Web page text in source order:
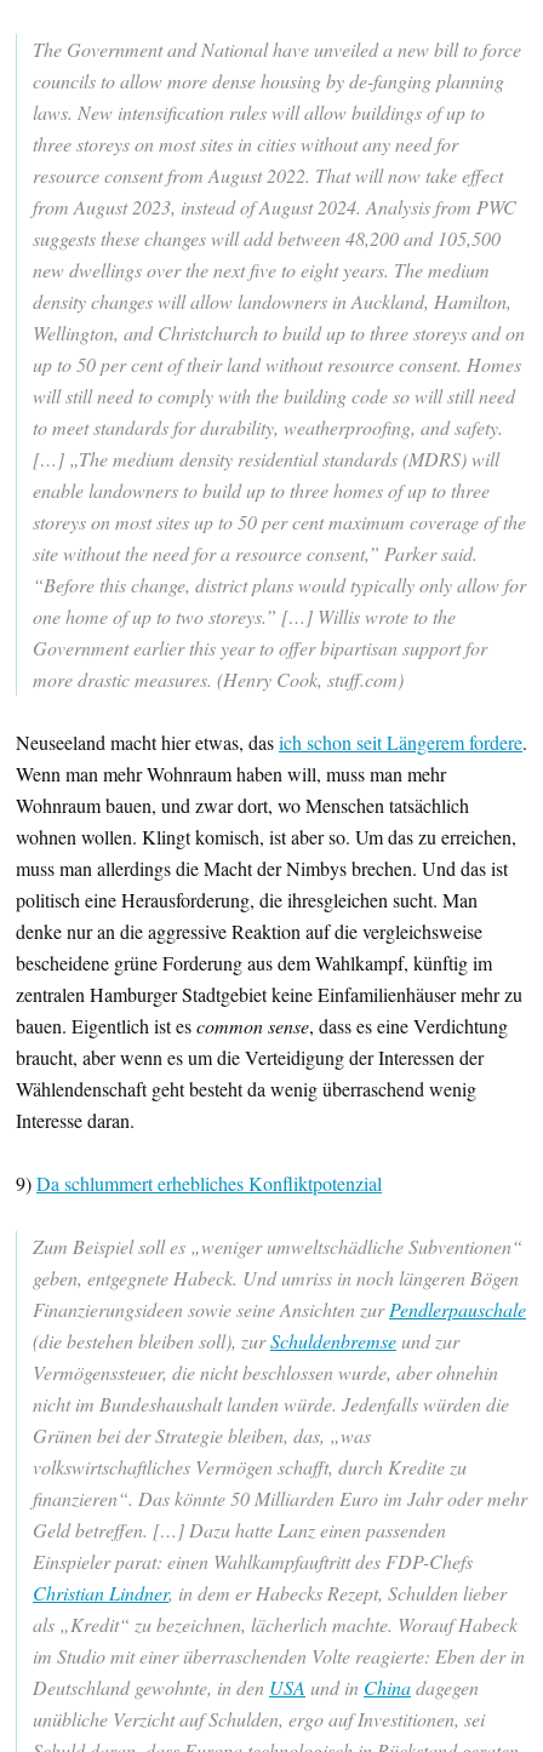
The Government and National have unveiled a new bill to force
councils to allow more dense housing by de-fanging planning
laws. New intensification rules will allow buildings of up to
three storeys on most sites in cities without any need for
resource consent from August 2022. That will now take effect
from August 2023, instead of August 2024. Analysis from PWC
suggests these changes will add between 48,200 and 105,500
new dwellings over the next five to eight years. The medium
density changes will allow landowners in Auckland, Hamilton,
Wellington, and Christchurch to build up to three storeys and on
up to 50 per cent of their land without resource consent. Homes
will still need to comply with the building code so will still need
to meet standards for durability, weatherproofing, and safety.
[…] „The medium density residential standards (MDRS) will
enable landowners to build up to three homes of up to three
storeys on most sites up to 50 per cent maximum coverage of the
site without the need for a resource consent,” Parker said.
“Before this change, district plans would typically only allow for
one home of up to two storeys.” […] Willis wrote to the
Government earlier this year to offer bipartisan support for
more drastic measures. (Henry Cook, stuff.com)
Neuseeland macht hier etwas, dasich schon seit Längerem fordere.
Wenn man mehr Wohnraum haben will, muss man mehr
Wohnraum bauen, und zwar dort, wo Menschen tatsächlich
wohnen wollen. Klingt komisch, ist aber so. Um das zu erreichen,
muss man allerdings die Macht der Nimbys brechen. Und das ist
politisch eine Herausforderung, die ihresgleichen sucht. Man
denke nur an die aggressive Reaktion auf die vergleichsweise
bescheidene grüne Forderung aus dem Wahlkampf, künftig im
zentralen Hamburger Stadtgebiet keine Einfamilienhäuser mehr zu
bauen. Eigentlich ist escommon sense, dass es eine Verdichtung
braucht, aber wenn es um die Verteidigung der Interessen der
Wählendenschaft geht besteht da wenig überraschend wenig
Interesse daran.
9)Da schlummert erhebliches Konfliktpotenzial
Zum Beispiel soll es „weniger umweltschädliche Subventionen“
geben, entgegnete Habeck. Und umriss in noch längeren Bögen
Finanzierungsideen sowie seine Ansichten zurPendlerpauschale
(die bestehen bleiben soll), zurSchuldenbremseund zur
Vermögenssteuer, die nicht beschlossen wurde, aber ohnehin
nicht im Bundeshaushalt landen würde. Jedenfalls würden die
Grünen bei der Strategie bleiben, das, „was
volkswirtschaftliches Vermögen schafft, durch Kredite zu
finanzieren“. Das könnte 50 Milliarden Euro im Jahr oder mehr
Geld betreffen. […] Dazu hatte Lanz einen passenden
Einspieler parat: einen Wahlkampfauftritt des FDP-Chefs
Christian Lindner, in dem er Habecks Rezept, Schulden lieber
als „Kredit“ zu bezeichnen, lächerlich machte. Worauf Habeck
im Studio mit einer überraschenden Volte reagierte: Eben der in
Deutschland gewohnte, in den USA und in Chinadagegen
unübliche Verzicht auf Schulden, ergo auf Investitionen, sei